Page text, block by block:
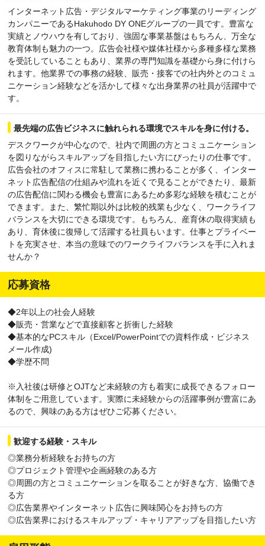
インターネット広告・デジタルマーケティング事業のリーディング
カンパニーであるHakuhodo DY ONEグループの一員です。豊富な
実績とノウハウを有しており、強固な事業基盤はもちろん、万全な
教育体制も魅力の一つ。広告会社様や媒体社様から多種多様な業務
を受託していることもあり、業界の専門知識を基礎から身に付けら
れます。他業界での事務の経験、販売・接客での社内外とのコミュ
ニケーション経験などを活かして様々な出身業界の社員が活躍中で
す。
最先端の広告ビジネスに触れられる環境でスキルを身に付ける。
デスクワークが中心なので、社内で周囲の方とコミュニケーション
を図りながらスキルアップを目指したい方にぴったりの仕事です。
広告会社のオフィスに常駐して業務に携わることが多く、インター
ネット広告配信の仕組みや流れを近くで見ることができたり、最新
の広告配信に関わる機会も豊富にあるため多彩な経験を積むことが
できます。また、繁忙期以外は比較的残業も少なく、ワークライフ
バランスを大切にできる環境です。もちろん、産育休の取得実績も
あり、育休後に復帰して活躍する社員もいます。仕事とプライベー
トを充実させ、本当の意味でのワークライフバランスを手に入れま
せんか？
応募資格
◆2年以上の社会人経験
◆販売・営業などで直接顧客と折衝した経験
◆基本的なPCスキル（Excel/PowerPointでの資料作成・ビジネス
メール作成)
◆学歴不問
※入社後は研修とOJTなど未経験の方も着実に成長できるフォロー
体制をご用意しています。実際に未経験からの活躍事例が豊富にあ
るので、興味のある方はぜひご応募ください。
歓迎する経験・スキル
◎業務分析経験をお持ちの方
◎プロジェクト管理や企画経験のある方
◎周囲の方とコミュニケーションを取ることが好きな方、協働でき
る方
◎広告業界やインターネット広告に興味関心をお持ちの方
◎広告業界におけるスキルアップ・キャリアアップを目指したい方